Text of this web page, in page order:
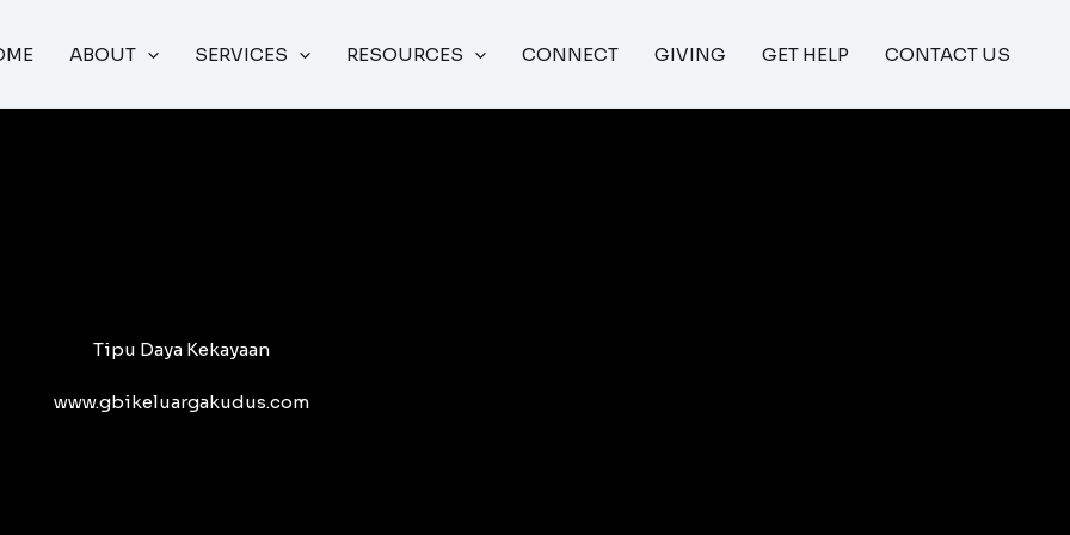
ABOUT SERVICES RESOURCES CONNECT GIVING GET HELP CONTACT US
Tipu Daya Kekayaan
www.gbikeluargakudus.com